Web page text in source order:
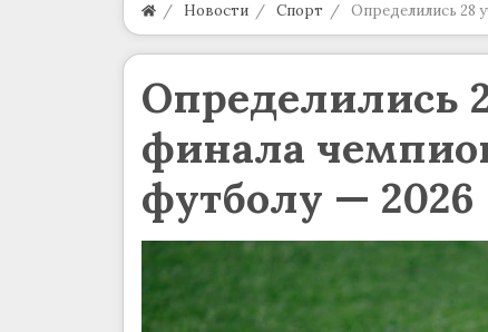
Новости Спорт Определились 28
Определились
финала
футболу — 2026